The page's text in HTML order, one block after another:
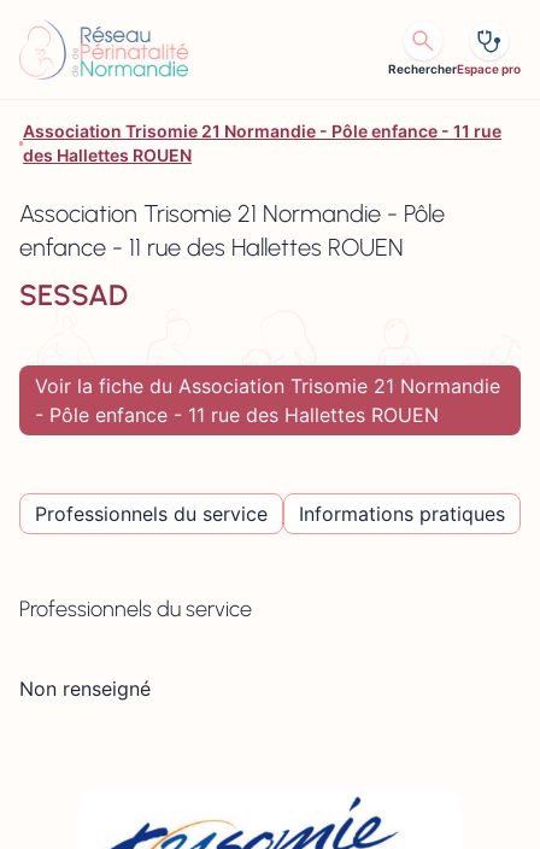
RechercherEspace pro
Association Trisomie 21 Normandie - Pôle enfance - 11 rue
des Hallettes ROUEN
Association Trisomie 21 Normandie - Pôle
enfance - 11 rue des Hallettes ROUEN
SESSAD
Voir la fiche du Association Trisomie 21 Normandie
- Pôle enfance - 11 rue des Hallettes ROUEN
Professionnels du service Informations pratiques
Professionnels du service
Non renseigné